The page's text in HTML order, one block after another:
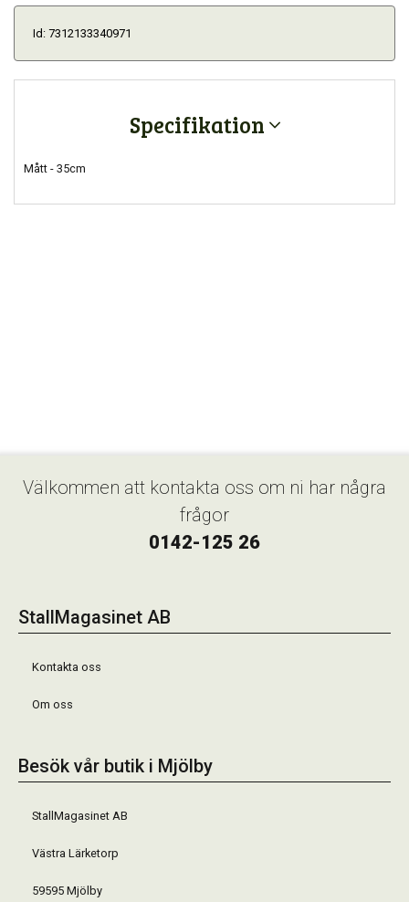
Id: 7312133340971
Specifikation
Mått - 35cm
Välkommen att kontakta oss om ni har några
frågor
0142-125 26
StallMagasinet AB
Kontakta oss
Om oss
Besök vår butik i Mjölby
StallMagasinet AB
Västra Lärketorp
59595 Mjölby